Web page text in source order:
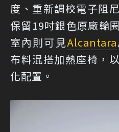
度、重新調校電子阻
保留19吋銀色原廠輪
室內則可見Alcantara
布料混搭加熱座椅，
化配置。